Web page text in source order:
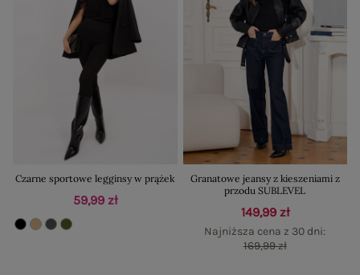
Czarne sportowe legginsy w prążek
59,99 zł
Granatowe jeansy z kieszeniami z
przodu SUBLEVEL
149,99 zł
Najniższa cena z 30 dni:
169,99 zł